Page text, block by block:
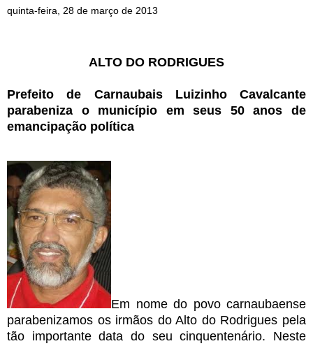
quinta-feira, 28 de março de 2013
ALTO DO RODRIGUES
Prefeito de Carnaubais Luizinho Cavalcante
parabeniza o município em seus 50 anos de
emancipação política
Em nome do povo carnaubaense
parabenizamos os irmãos do Alto do Rodrigues pela
tão importante data do seu cinquentenário. Neste